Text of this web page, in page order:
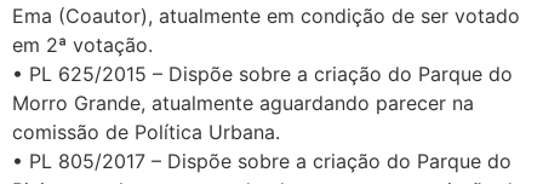
Ema (Coautor), atualmente em condição de ser votado
em 2ª votação.
• PL 625/2015 – Dispõe sobre a criação do Parque do
Morro Grande, atualmente aguardando parecer na
comissão de Política Urbana.
• PL 805/2017 – Dispõe sobre a criação do Parque do